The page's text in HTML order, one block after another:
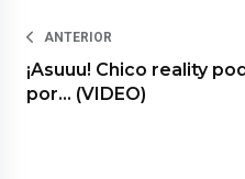
ANTERIOR
¡Asuuu! Chico reality
por… (VIDEO)